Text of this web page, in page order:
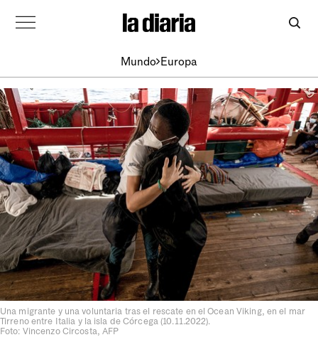
Mundo Europa
Una migrante y una voluntaria tras el rescate en el Ocean Viking, en el mar
Tirreno entre Italia y la isla de Córcega (10.11.2022).
Foto: Vincenzo Circosta, AFP